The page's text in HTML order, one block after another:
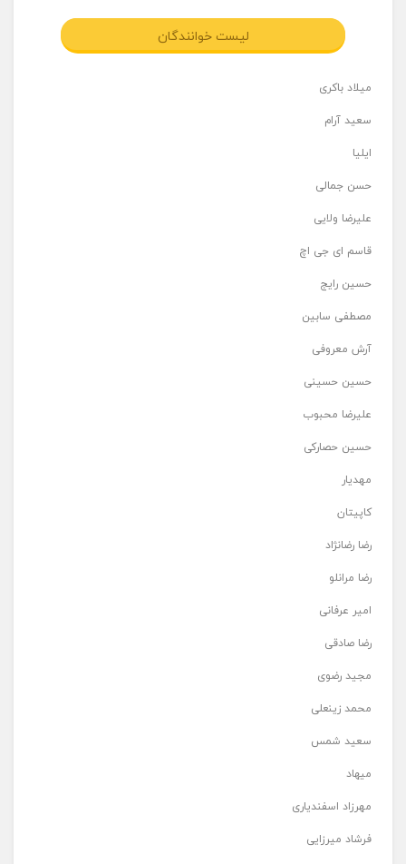
لیست خوانندگان
میلاد باکری
سعید آرام
ایلیا
حسن جمالی
علیرضا ولایی
قاسم ای جی اچ
حسین رایج
مصطفی سابین
آرش معروفی
حسین حسینی
علیرضا محبوب
حسین حصارکی
مهدیار
کاپیتان
رضا رضانژاد
رضا مرانلو
امیر عرفانی
رضا صادقی
مجید رضوی
محمد زینعلی
سعید شمس
میهاد
مهرزاد اسفندیاری
فرشاد میرزایی